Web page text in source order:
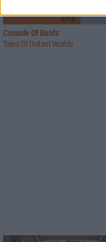
6/10
Crusade Of Bards
Tales Of Distant Worlds